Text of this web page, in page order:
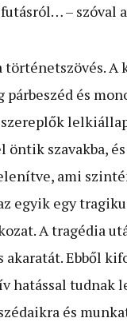
– szóval
történetszövés.
és
szavakba,
ami
egyik egy
A tragédia
akaratát. Ebből
hatással tudnak
és